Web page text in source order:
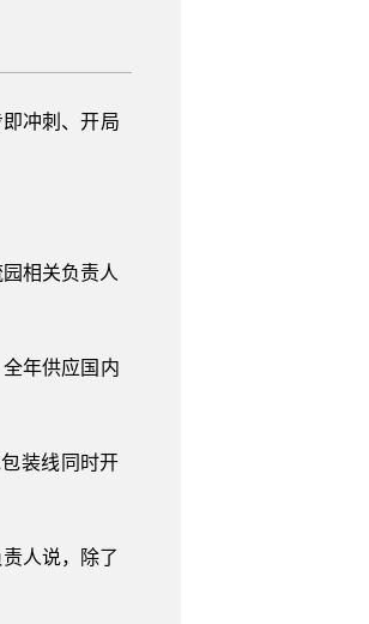
冲刺、开局
相关负责人
年供应国内
装线同时开
人说，除了